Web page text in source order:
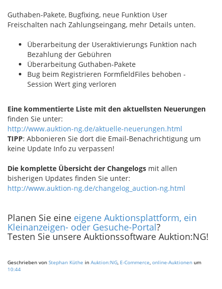
Guthaben-Pakete, Bugfixing, neue Funktion User
Freischalten nach Zahlungseingang, mehr Details unten.
Überarbeitung der Useraktivierungs Funktion nach
Bezahlung der Gebühren
Überarbeitung Guthaben-Pakete
Bug beim Registrieren FormfieldFiles behoben -
Session Wert ging verloren
Eine kommentierte Liste mit den aktuellsten Neuerungen
finden Sie unter:
http://www.auktion-ng.de/aktuelle-neuerungen.html
TIPP: Abbonieren Sie dort die Email-Benachrichtigung um
keine Update Info zu verpassen!
Die komplette Übersicht der Changelogs mit allen
bisherigen Updates finden Sie unter:
http://www.auktion-ng.de/changelog_auction-ng.html
Planen Sie eine eigene Auktionsplattform, ein
Kleinanzeigen- oder Gesuche-Portal?
Testen Sie unsere Auktionssoftware Auktion:NG!
Geschrieben von Stephan Küthe in Auktion:NG, E-Commerce, online-Auktionen um
10:44